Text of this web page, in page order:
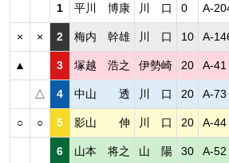
1 平川 博康 川 口 0 A-
× × 2 梅内 幹雄 川 口 10 A-
▲ 3 塚越 浩之 伊勢崎 20 A-41
△ 4 中山 透 川 口 20 A-73
○ ○ 5 影山 伸 川 口 20 A-44
6 山本 将之 山 陽 30 A-52